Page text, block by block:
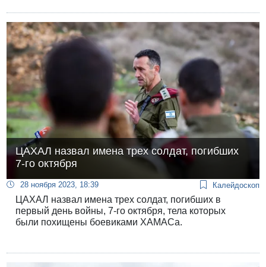
ЦАХАЛ назвал имена трех солдат, погибших
7-го октября
28 ноября 2023, 18:39 Калейдоскоп
ЦАХАЛ назвал имена трех солдат, погибших в
первый день войны, 7-го октября, тела которых
были похищены боевиками ХАМАСа.